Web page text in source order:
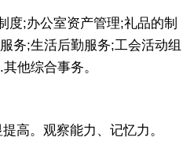
;办公室资产管理;礼品的制
务;生活后勤服务;工会活动组
他综合事务。
。观察能力、记忆力。